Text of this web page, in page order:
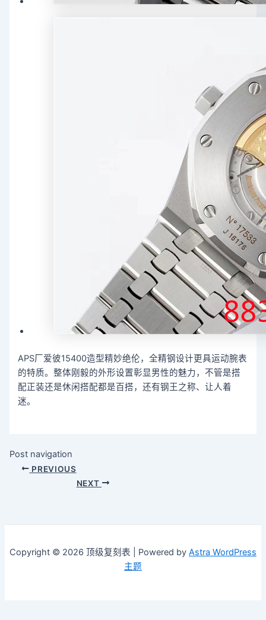
APS厂爱彼15400造型精妙绝伦，全精钢设计更具运动腕表
的特质。整体刚毅的外形设置彰显男性的魅力，不管是搭
配正装还是休闲搭配都是百搭，还有钢王之称、让人着
迷。
Post navigation
PREVIOUS
NEXT
Copyright © 2026 顶级复刻表 | Powered by Astra WordPress
主题